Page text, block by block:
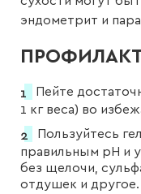
эндометрит и
Пейте
1 кг веса) во
Пользуйтесь
правильным pH и
без щелочи,
отдушек и другое.